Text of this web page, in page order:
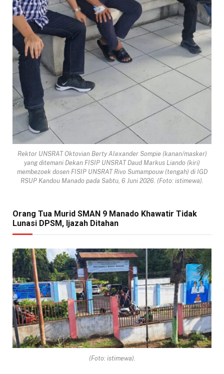
Rektor UNSRAT Oktovian Berty Alexander Sompie (kanan/masker)
yang ditemani Dekan FISIP UNSRAT Daud Markus Liando (kiri)
membezoek dosen FISIP UNSRAT Rivo Sumampouw (tengah) di IGD
RSUP Kandou Manado pada Sabtu, 6 Juni 2026. (Foto: istimewa).
Orang Tua Murid SMAN 9 Manado Khawatir Tidak
Lunasi DPSM, Ijazah Ditahan
(Foto: istimewa).